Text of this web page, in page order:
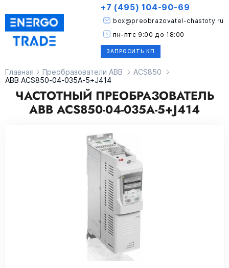
ЗАПРОСИТЬ КП
box@preobrazovatel-chastoty.ru
+7 (495) 104-90-69
пн-пт с 9:00 до 18:00
Главная Преобразователи ABB
ACS850
ABB ACS850-04-035A-5+J414
ЧАСТОТНЫЙ ПРЕОБРАЗОВАТЕЛЬ
ABB ACS850-04-035A-5+J414